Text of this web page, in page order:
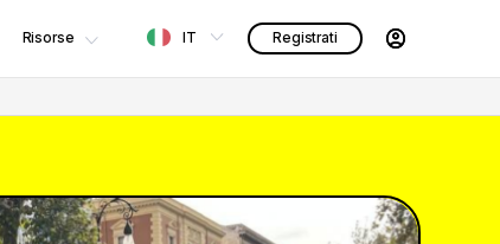
Risorse IT Registrati